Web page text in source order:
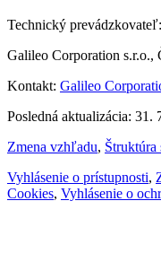
Technický prevádzkovateľ:
Galileo Corporation s.r.o.,
Kontakt: Galileo
Posledná aktualizácia: 31.
Zmena vzhľadu, Štruktúra
Vyhlásenie o prístupnosti,
Cookies, Vyhlásenie o